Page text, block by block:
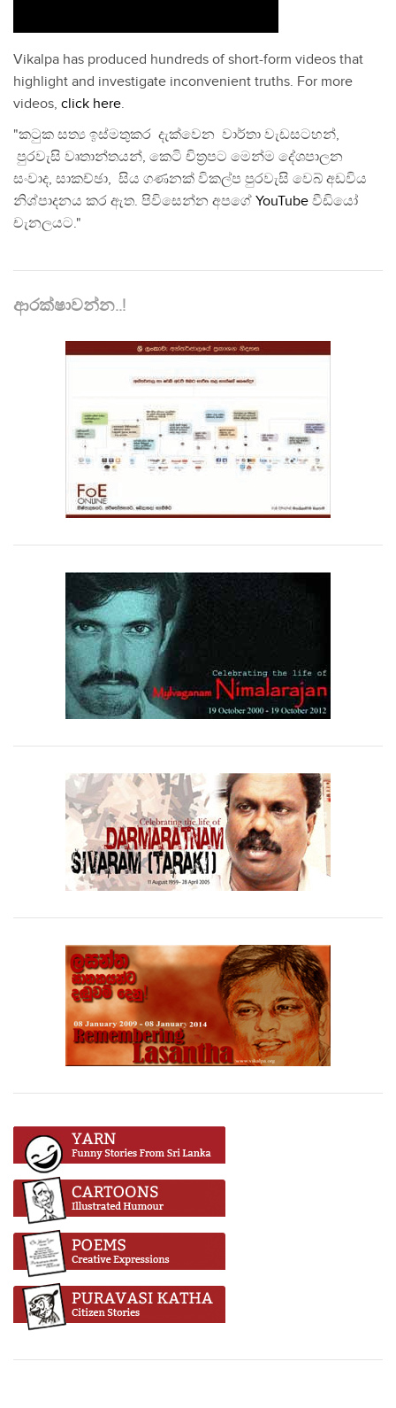
Vikalpa has produced hundreds of short-form videos that
highlight and investigate inconvenient truths. For more
videos, click here.
"කටුක සත්‍ය ඉස්මතුකර දැක්වෙන වාර්තා වැඩසටහන්,
පුරවැසි වෘතාන්තයන්, කෙටි චිත්‍රපට මෙන්ම දේශපාලන
සංවාද, සාකච්ඡා, සිය ගණනක් විකල්ප පුරවැසි වෙබ් අඩවිය
නිශ්පාදනය කර ඇත. පිවිසෙන්න අපගේ YouTube වීඩියෝ
චැනලයට."
ආරක්ෂාවන්න..!